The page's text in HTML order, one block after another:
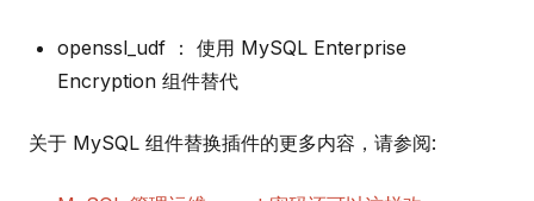
openssl_udf ： 使用 MySQL Enterprise
Encryption 组件替代
关于 MySQL 组件替换插件的更多内容，请参阅: